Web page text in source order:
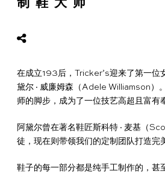
鞋
理
鞋
底
护
光
面
皮
彩
皮
护
镜
面
鞋
真
皮
腰
联
合
礼
牌
故
265
道
尊
制鞋过程
制鞋大师
在成立193后，Tricker’s迎来了第一
黛尔·威廉姆森（Adele Williamson）
师的脚步，成为了一位技艺高超且富有
阿黛尔曾在著名鞋匠斯科特·麦基（
徒，现在则带领我们的定制团队打造完
鞋子的每一部分都是纯手工制作的，甚